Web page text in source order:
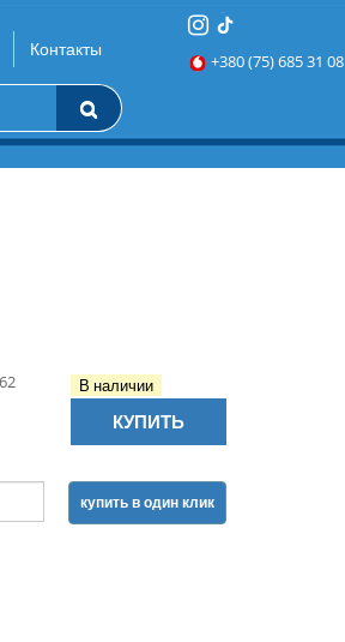
Контакты
+380 (75) 685 31 08
В наличии
КУПИТЬ
купить в один клик